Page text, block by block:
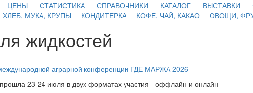
ЦЕНЫ СТАТИСТИКА СПРАВОЧНИКИ КАТАЛОГ ВЫСТАВКИ
ХЛЕБ, МУКА, КРУПЫ КОНДИТЕРКА КОФЕ, ЧАЙ, КАКАО ОВОЩИ,
жидкостей
международной аграрной конференции ГДЕ МАРЖА 2026
23-24 июля в двух форматах участия - оффлайн и онлайн